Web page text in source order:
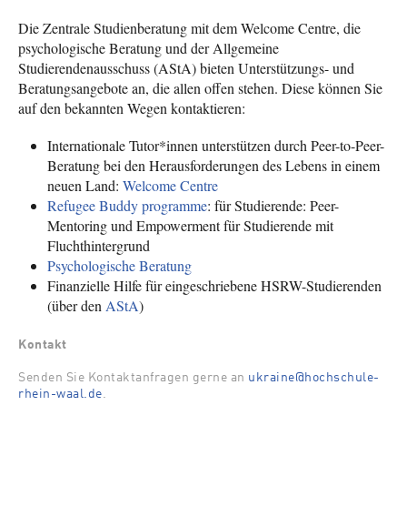
Die Zentrale Studienberatung mit dem Welcome Centre, die
psychologische Beratung und der Allgemeine
Studierendenausschuss (AStA) bieten Unterstützungs- und
Beratungsangebote an, die allen offen stehen. Diese können Sie
auf den bekannten Wegen kontaktieren:
Internationale Tutor*innen unterstützen durch Peer-to-Peer-
Beratung bei den Herausforderungen des Lebens in einem
neuen Land: Welcome Centre
Refugee Buddy programme: für Studierende: Peer-
Mentoring und Empowerment für Studierende mit
Fluchthintergrund
Psychologische Beratung
Finanzielle Hilfe für eingeschriebene HSRW-Studierenden
(über den AStA)
Kontakt
Senden Sie Kontaktanfragen gerne an ukraine@hochschule-
rhein-waal.de.